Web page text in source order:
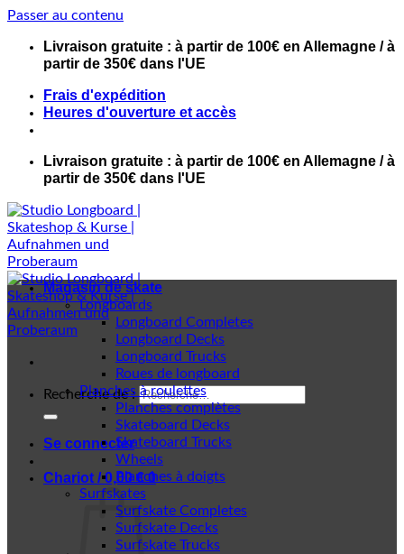
Passer au contenu
Livraison gratuite : à partir de 100€ en Allemagne / à
partir de 350€ dans l'UE
Frais d'expédition
Heures d'ouverture et accès
Livraison gratuite : à partir de 100€ en Allemagne / à
partir de 350€ dans l'UE
Recherche de :
Se connecter
Chariot /0,00€ 0
Magasin de skate
Longboards
Longboard Completes
Longboard Decks
Longboard Trucks
Roues de longboard
Planches à roulettes
Planches complètes
Skateboard Decks
Skateboard Trucks
Wheels
Planches à doigts
Surfskates
Surfskate Completes
Surfskate Decks
Surfskate Trucks